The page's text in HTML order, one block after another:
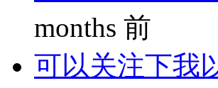
months 前
可以关注下我